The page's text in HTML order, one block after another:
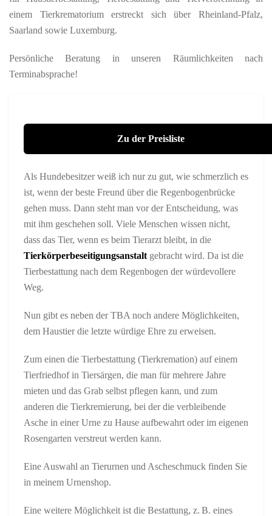
einem Tierkrematorium erstreckt sich über Rheinland-Pfalz,
Saarland sowie Luxemburg.
Persönliche Beratung in unseren Räumlichkeiten nach
Terminabsprache!
Zu der Preisliste
Als Hundebesitzer weiß ich nur zu gut, wie schmerzlich es
ist, wenn der beste Freund über die Regenbogenbrücke
gehen muss. Dann steht man vor der Entscheidung, was
mit ihm geschehen soll. Viele Menschen wissen nicht,
dass das Tier, wenn es beim Tierarzt bleibt, in die
Tierkörperbeseitigungsanstalt gebracht wird. Da ist die
Tierbestattung nach dem Regenbogen der würdevollere
Weg.
Nun gibt es neben der TBA noch andere Möglichkeiten,
dem Haustier die letzte würdige Ehre zu erweisen.
Zum einen die Tierbestattung (Tierkremation) auf einem
Tierfriedhof in Tiersärgen, die man für mehrere Jahre
mieten und das Grab selbst pflegen kann, und zum
anderen die Tierkremierung, bei der die verbleibende
Asche in einer Urne zu Hause aufbewahrt oder im eigenen
Rosengarten verstreut werden kann.
Eine Auswahl an Tierurnen und Ascheschmuck finden Sie
in meinem Urnenshop.
Eine weitere Möglichkeit ist die Bestattung, z. B. eines